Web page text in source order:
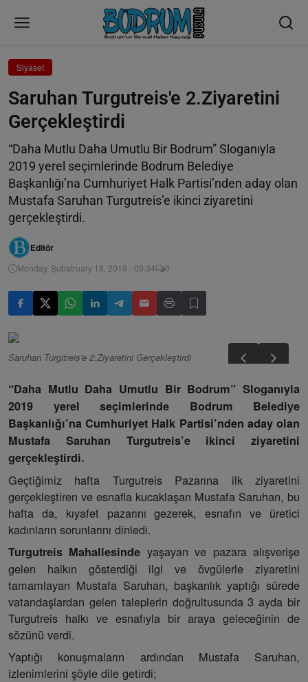
Siyaset
Saruhan Turgutreis'e 2.Ziyaretini
Gerçekleştirdi
“Daha Mutlu Daha Umutlu Bir Bodrum” Sloganıyla
2019 yerel seçimlerinde Bodrum Belediye
Başkanlığı’na Cumhuriyet Halk Partisi’nden aday olan
Mustafa Saruhan Turgutreis’e ikinci ziyaretini
gerçekleştirdi.
Editör
Monday, Şubatruary 18, 2019 - 09:34 0
Saruhan Turgitreis'e 2.Ziyaretini Gerçekleştirdi
“Daha Mutlu Daha Umutlu Bir Bodrum” Sloganıyla
2019 yerel seçimlerinde Bodrum Belediye
Başkanlığı’na Cumhuriyet Halk Partisi’nden aday olan
Mustafa Saruhan Turgutreis’e ikinci ziyaretini
gerçekleştirdi.
Geçtiğimiz hafta Turgutreis Pazarına ilk ziyaretini
gerçekleştiren ve esnafla kucaklaşan Mustafa Saruhan, bu
hafta da, kıyafet pazarını gezerek, esnafın ve üretici
kadınların sorunlarını dinledi.
Turgutreis Mahallesinde yaşayan ve pazara alışverişe
gelen halkın gösterdiği ilgi ve övgülerle ziyaretini
tamamlayan Mustafa Saruhan, başkanlık yaptığı sürede
vatandaşlardan gelen taleplerin doğrultusunda 3 ayda bir
Turgutreis halkı ve esnafıyla bir araya geleceğinin de
sözünü verdi.
Yaptığı konuşmaların ardından Mustafa Saruhan,
izlenimlerini şöyle dile getirdi;